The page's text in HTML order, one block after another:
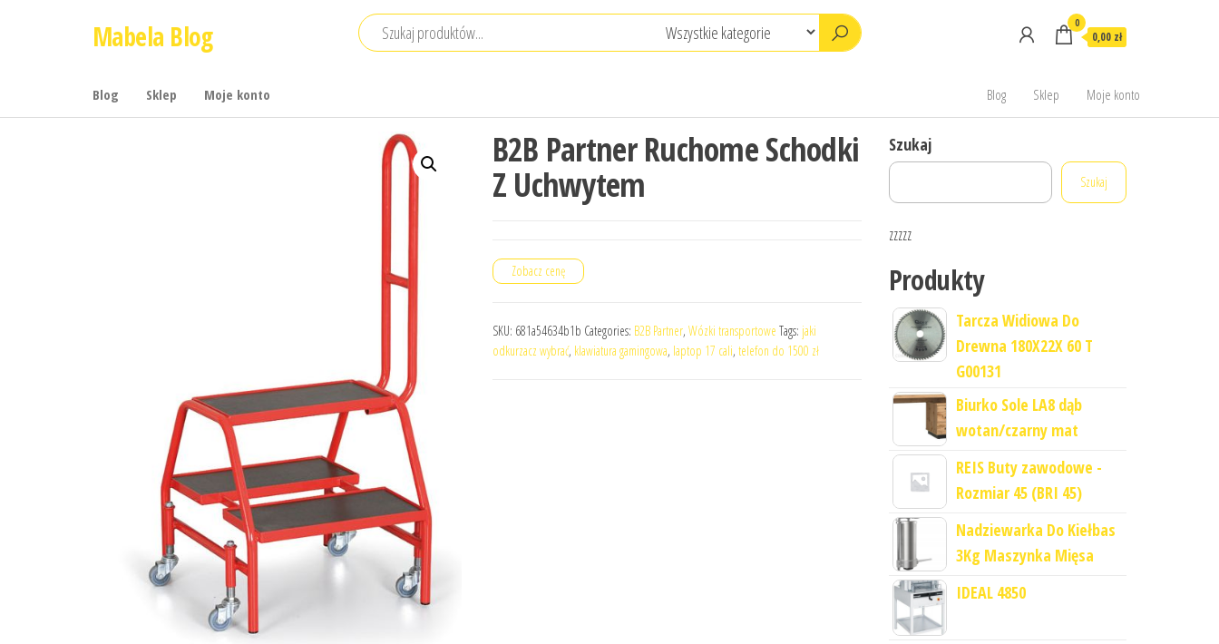
Mabela Blog 0
0,00 zł
Blog Sklep Moje konto Blog Sklep Moje konto
B2B Partner Ruchome Schodki
Z Uchwytem
Zobacz cenę
SKU: 681a54634b1b Categories: B2B Partner, Wózki transportowe Tags: jaki
odkurzacz wybrać, klawiatura gamingowa, laptop 17 cali, telefon do 1500 zł
Szukaj
Szukaj
zzzzz
Produkty
Tarcza Widiowa Do
Drewna 180X22X 60 T
G00131
Biurko Sole LA8 dąb
wotan/czarny mat
REIS Buty zawodowe -
Rozmiar 45 (BRI 45)
Nadziewarka Do Kiełbas
3Kg Maszynka Mięsa
IDEAL 4850